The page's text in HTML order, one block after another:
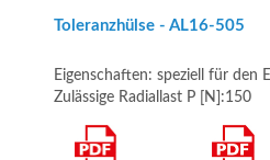
Toleranzhülse - AL16-505
Eigenschaften: speziell für den
Zulässige Radiallast P [N]:150